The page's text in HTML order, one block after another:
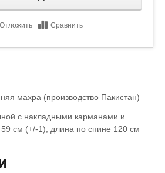
Отложить Сравнить
махра (производство Пакистан)
с накладными карманами и
см (+/-1), длина по спине 120 см